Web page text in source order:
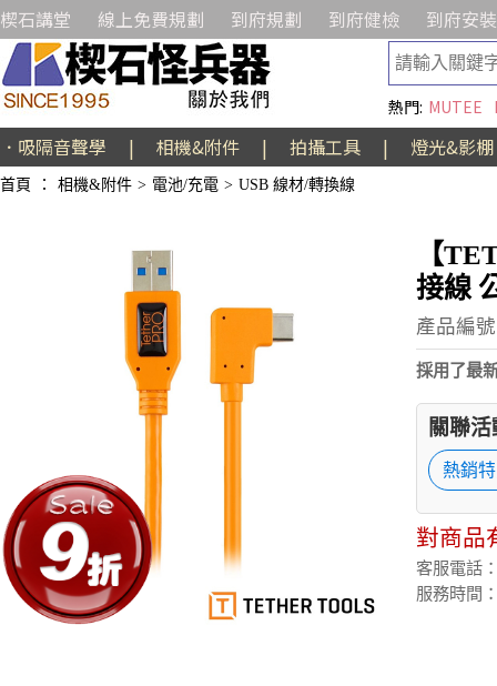
楔石講堂 線上免費規劃 到府規劃 到府健檢 到府安裝
熱門: MUTEE
．吸隔音聲學 | 相機&附件 | 拍攝工具 | 燈光&影棚
首頁 ： 相機&附件 > 電池/充電 > USB 線材/轉換線
【
接線
產品編
採用了最
關聯
熱銷
對商品
客服電話
服務時間